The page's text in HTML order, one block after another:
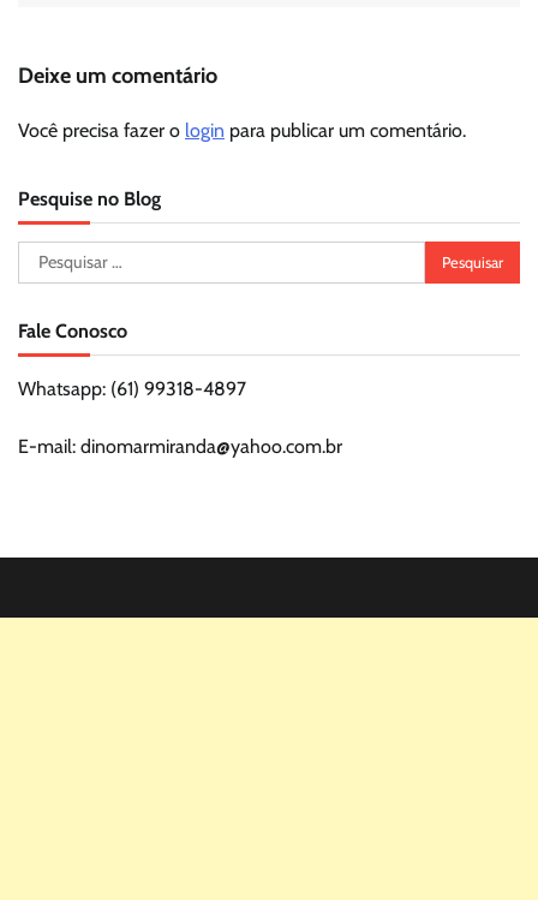
Deixe um comentário
Você precisa fazer o login para publicar um comentário.
Pesquise no Blog
Pesquisar
por:
Fale Conosco
Whatsapp: (61) 99318-4897
E-mail: dinomarmiranda@yahoo.com.br